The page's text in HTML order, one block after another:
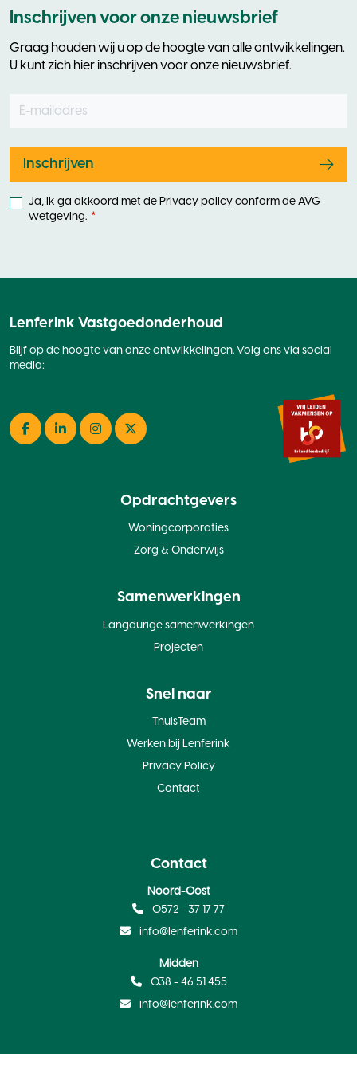
Inschrijven voor onze nieuwsbrief
Graag houden wij u op de hoogte van alle ontwikkelingen.
U kunt zich hier inschrijven voor onze nieuwsbrief.
Leave
blank
Inschrijven
Ja, ik ga akkoord met de Privacy policy conform de AVG-
wetgeving.
Lenferink Vastgoedonderhoud
Blijf op de hoogte van onze ontwikkelingen. Volg ons via social
media:
Facebook
LinkedInInstagramTwitter
Opdrachtgevers
Woningcorporaties
Zorg & Onderwijs
Samenwerkingen
Langdurige samenwerkingen
Projecten
Snel naar
ThuisTeam
Werken bij Lenferink
Privacy Policy
Contact
Contact
Noord-Oost
0572 - 37 17 77
info@lenferink.com
Midden
038 - 46 51 455
info@lenferink.com